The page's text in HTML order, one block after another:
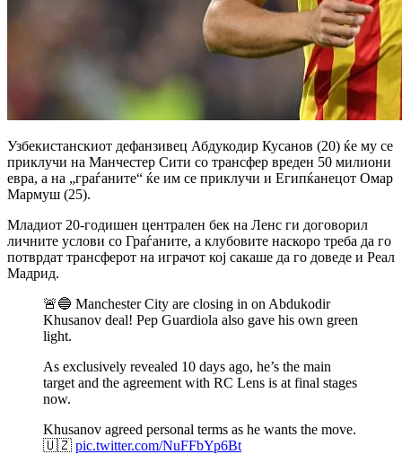
Узбекистанскиот дефанзивец Абдукодир Кусанов (20) ќе му се
приклучи на Манчестер Сити со трансфер вреден 50 милиони
евра, а на „граѓаните“ ќе им се приклучи и Египќанецот Омар
Мармуш (25).
Младиот 20-годишен централен бек на Ленс ги договорил
личните услови со Граѓаните, а клубовите наскоро треба да го
потврдат трансферот на играчот кој сакаше да го доведе и Реал
Мадрид.
🚨🔵 Manchester City are closing in on Abdukodir
Khusanov deal! Pep Guardiola also gave his own green
light.
As exclusively revealed 10 days ago, he’s the main
target and the agreement with RC Lens is at final stages
now.
Khusanov agreed personal terms as he wants the move.
🇺🇿 pic.twitter.com/NuFFbYp6Bt